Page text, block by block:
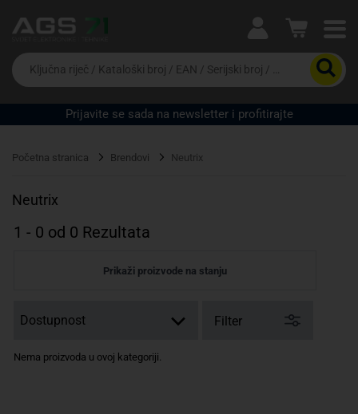
Ova postavka prilagođava asortiman proizvoda i
cijene vašim potrebama.
Da
biste
potražili
proizvod,
unesite
riječ,
EAN
serijski
Prijavite se sada na newsletter i profitirajte
Početna stranica Brendovi Neutrix
Neutrix
1 - 0 od 0 Rezultata
Prikaži proizvode na stanju
Filter
Nema proizvoda u ovoj kategoriji.